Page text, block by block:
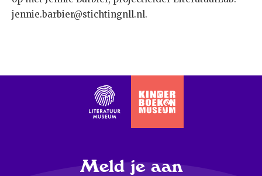
jennie.barbier@stichtingnll.nl.
Meld je aan